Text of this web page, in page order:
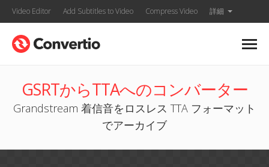
Video Editor Add Subtitles to Video Compress Video 詳細
GSRTからTTAへのコンバーター
Grandstream 着信音をロスレス TTA フォーマット
でアーカイブ